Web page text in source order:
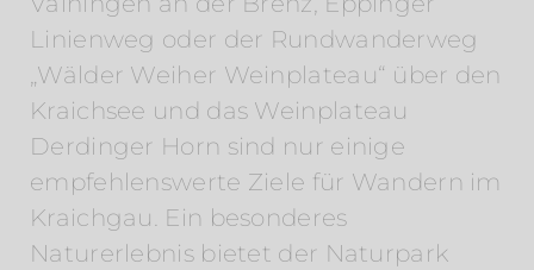
Linienweg oder der Rundwanderweg
„Wälder Weiher Weinplateau“ über den
Kraichsee und das Weinplateau
Derdinger Horn sind nur einige
empfehlenswerte Ziele für Wandern im
Kraichgau. Ein besonderes
Naturerlebnis bietet der Naturpark